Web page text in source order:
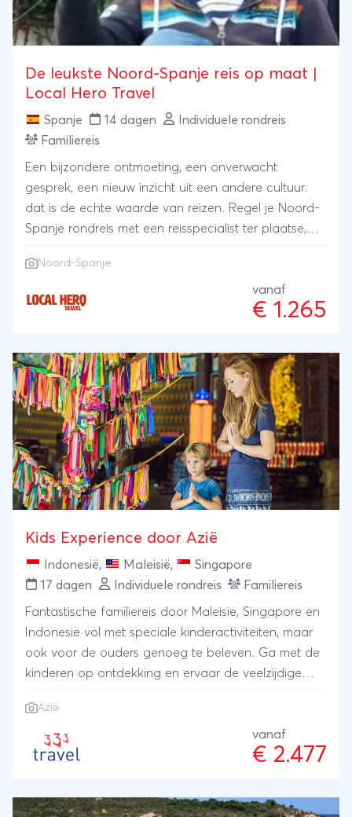
De leukste Noord-Spanje reis op maat |
Local Hero Travel
Spanje 14 dagen
Individuele rondreis
Familiereis
Een bijzondere ontmoeting, een onverwacht
gesprek, een nieuw inzicht uit een andere cultuur:
dat is de echte waarde van reizen. Regel je Noord-
Spanje rondreis met een reisspecialist ter plaatse,
ervaring en kennis regelen zij je reis: kleinschalig en
Noord-Spanje
vanaf
€ 1.265
Kids Experience door Azië
Indonesië, Maleisië,
Singapore
17 dagen
Individuele rondreis Familiereis
Fantastische familiereis door Maleisie, Singapore en
Indonesie vol met speciale kinderactiviteiten, maar
ook voor de ouders genoeg te beleven. Ga met de
kinderen op ontdekking en ervaar de veelzijdige
Azië.
Azië
vanaf
€ 2.477